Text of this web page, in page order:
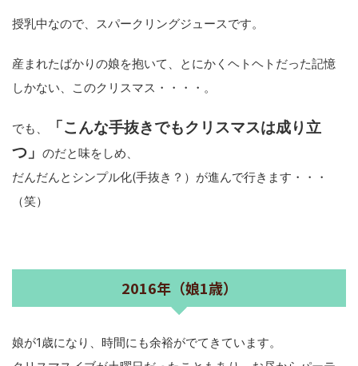
授乳中なので、スパークリングジュースです。
産まれたばかりの娘を抱いて、とにかくヘトヘトだった記憶
しかない、このクリスマス・・・・。
でも、
「こんな手抜きでもクリスマスは成り立
つ」 のだと味をしめ、
だんだんとシンプル化(手抜き？）が進んで行きます・・・
（笑）
2016年（娘1歳）
娘が1歳になり、時間にも余裕がでてきています。